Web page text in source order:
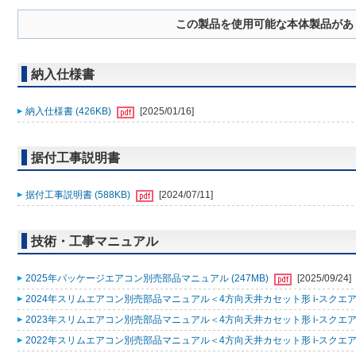
この製品を使用可能な本体製品が
納入仕様書
納入仕様書 (426KB) [2025/01/16]
据付工事説明書
据付工事説明書 (588KB) [2024/07/11]
技術・工事マニュアル
2025年パッケージエアコン別売部品マニュアル (247MB)
[2025/09/24]
2024年スリムエアコン別売部品マニュアル＜4方向天井カセット形 i-スクエ
2023年スリムエアコン別売部品マニュアル＜4方向天井カセット形 i-スクエ
2022年スリムエアコン別売部品マニュアル＜4方向天井カセット形 i-スクエ